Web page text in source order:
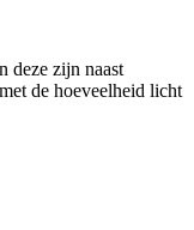
deze zijn naast
de hoeveelheid licht